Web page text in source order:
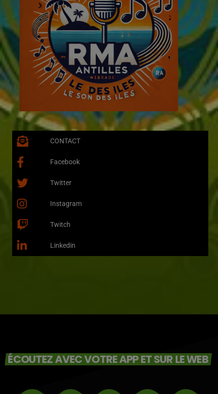
CONTACT
Facebook
Twitter
Instagram
Twitch
Linkedin
ÉCOUTEZ AVEC VOTRE APP ET SUR LE WEB